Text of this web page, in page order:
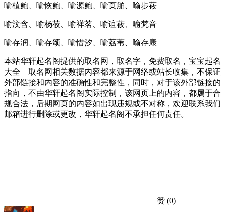
喻植鲍、喻恢鲍、喻源鲍、喻页舶、喻步莜
喻汶含、喻杨莜、喻祥茗、喻谊莜、喻梵音
喻存润、喻存颂、喻惜汐、喻荔苇、喻存康
本站华轩起名阁提供的取名网，取名字，免费取名，宝宝起名
大全 – 取名网相关数据内容都来源于网络或站长收集，不保证
外部链接和内容的准确性和完整性，同时，对于该外部链接的
指向，不由华轩起名阁实际控制，该网页上的内容，都属于合
规合法，后期网页的内容如出现违规或不对称，欢迎联系我们
邮箱进行删除或更改，华轩起名阁不承担任何责任。
赞 (0)